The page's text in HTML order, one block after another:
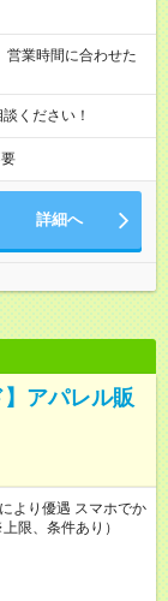
ください！
詳細へ
アパレル販
より優遇 スマホでか
限、条件あり）